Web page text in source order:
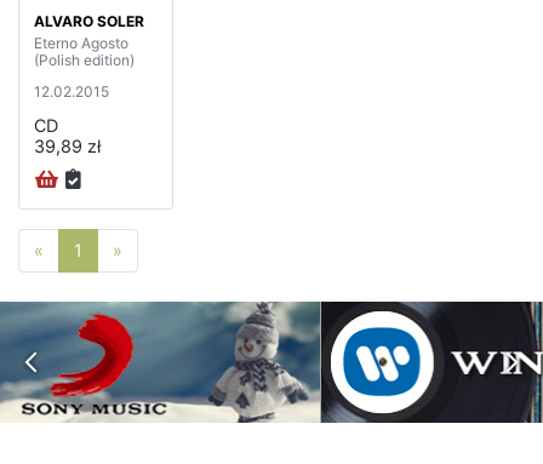
ALVARO SOLER
Eterno Agosto
(Polish edition)
12.02.2015
CD
39,89 zł
« Poprzednia strona
1 »